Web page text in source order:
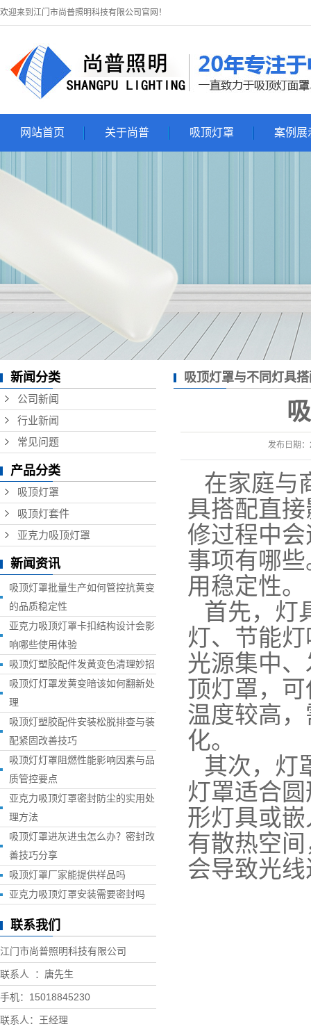
欢迎来到江门市尚普照明科技有限公司官网！
网站首页 关于尚普 吸顶灯罩 案例展
新闻分类
公司新闻
行业新闻
常见问题
产品分类
吸顶灯罩
吸顶灯套件
亚克力吸顶灯罩
新闻资讯
吸顶灯罩批量生产如何管控抗黄变
的品质稳定性
亚克力吸顶灯罩卡扣结构设计会影
响哪些使用体验
吸顶灯塑胶配件发黄变色清理妙招
吸顶灯灯罩发黄变暗该如何翻新处
理
吸顶灯塑胶配件安装松脱排查与装
配紧固改善技巧
吸顶灯灯罩阻燃性能影响因素与品
质管控要点
亚克力吸顶灯罩密封防尘的实用处
理方法
吸顶灯罩进灰进虫怎么办？密封改
善技巧分享
吸顶灯罩厂家能提供样品吗
亚克力吸顶灯罩安装需要密封吗
联系我们
江门市尚普照明科技有限公司
联系人 ：唐先生
手机：15018845230
联系人：王经理
吸顶灯罩与不同灯具
发布日期：
在家庭与
具搭配直
修过程中
事项有哪
用稳定性。
首先，灯
灯、节能
光源集中
顶灯罩，
温度较高
化。
其次，灯
灯罩适合
形灯具或
有散热空
会导致光